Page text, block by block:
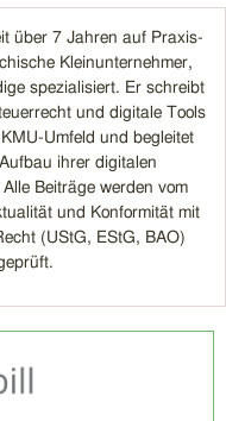
über 7 Jahren auf Praxis-
Kleinunternehmer,
spezialisiert. Er schreibt
und digitale Tools
Umfeld und begleitet
ihrer digitalen
Beiträge werden vom
und Konformität mit
(UStG, EStG, BAO)